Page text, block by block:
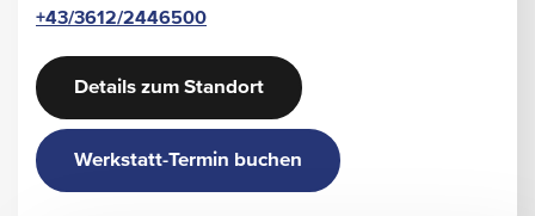
+43/3612/2446500
Details zum Standort
Werkstatt-Termin buchen